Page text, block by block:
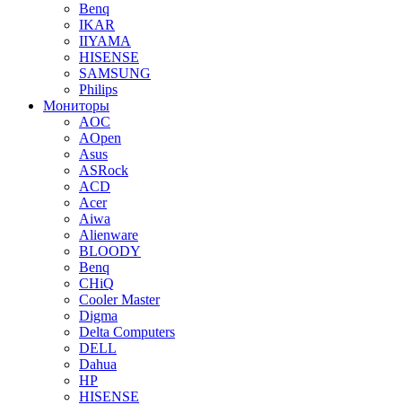
Benq
IKAR
IIYAMA
HISENSE
SAMSUNG
Philips
Мониторы
AOC
AOpen
Asus
ASRock
ACD
Acer
Aiwa
Alienware
BLOODY
Benq
CHiQ
Cooler Master
Digma
Delta Computers
DELL
Dahua
HP
HISENSE